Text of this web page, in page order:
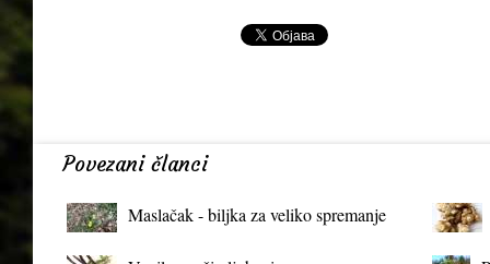
Povezani članci
Maslačak - biljka za veliko spremanje